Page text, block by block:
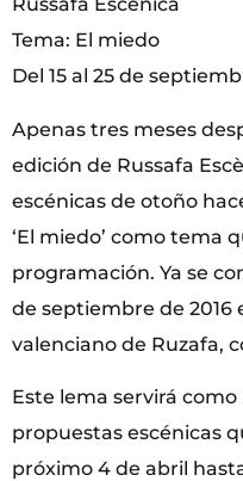
Tema: El miedo
Del 15 al 25 de
Apenas tres meses
edición de Russafa
escénicas de otoño
‘El miedo’ como tema
programación. Ya se
de septiembre de 2016
valenciano de Ruzafa,
Este lema servirá
propuestas escénicas
próximo 4 de abril